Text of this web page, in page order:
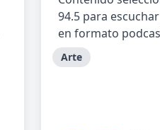
94.5 para
en formato
Arte